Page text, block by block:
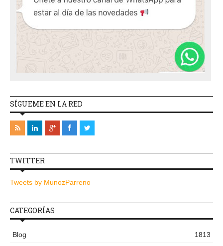
SÍGUEME EN LA RED
TWITTER
Tweets by MunozParreno
CATEGORÍAS
Blog
1813